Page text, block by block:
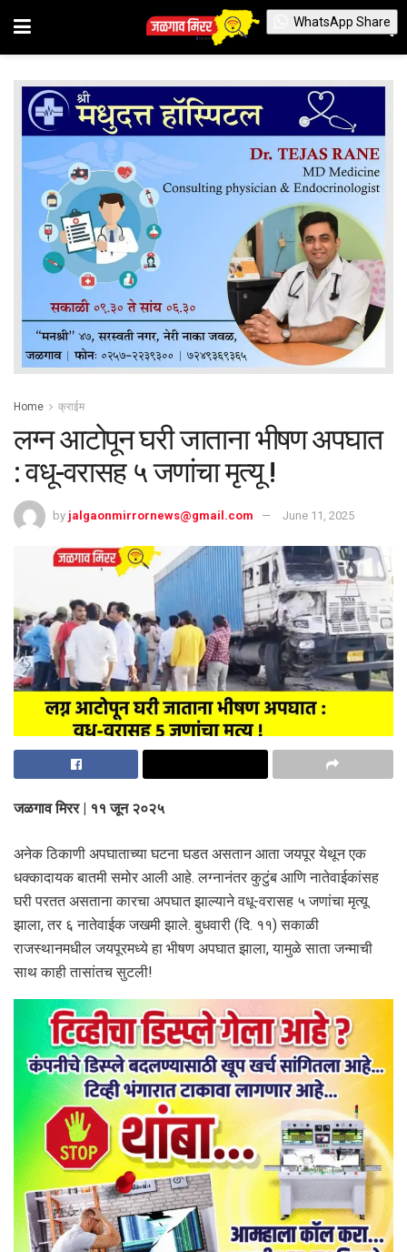
Home क्राईम
लग्न आटोपून घरी जाताना भीषण अपघात
: वधू-वरासह ५ जणांचा मृत्यू !
by jalgaonmirrornews@gmail.com June 11, 2025
जळगाव मिरर | ११ जून २०२५
अनेक ठिकाणी अपघाताच्या घटना घडत असतान आता जयपूर येथून एक
धक्कादायक बातमी समोर आली आहे. लग्नानंतर कुटुंब आणि नातेवाईकांसह
घरी परतत असताना कारचा अपघात झाल्याने वधू-वरासह ५ जणांचा मृत्यू
झाला, तर ६ नातेवाईक जखमी झाले. बुधवारी (दि. ११) सकाळी
राजस्थानमधील जयपूरमध्ये हा भीषण अपघात झाला, यामुळे साता जन्माची
साथ काही तासांतच सुटली!
WhatsApp Share